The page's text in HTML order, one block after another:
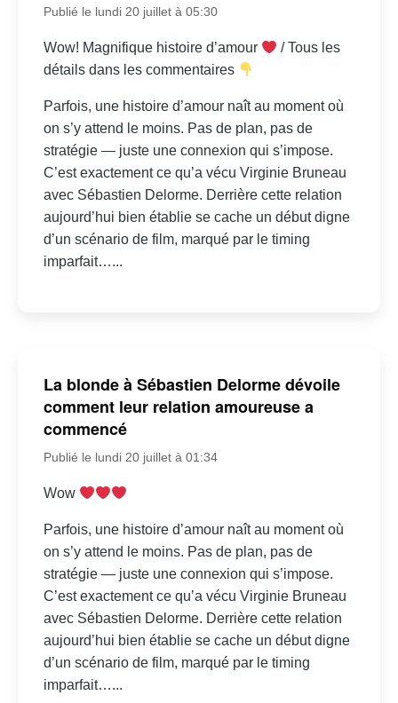
Publié le lundi 20 juillet à 05:30
Wow! Magnifique histoire d’amour
/ Tous les
détails dans les commentaires
Parfois, une histoire d’amour naît au moment où
on s’y attend le moins. Pas de plan, pas de
stratégie — juste une connexion qui s’impose.
C’est exactement ce qu’a vécu Virginie Bruneau
avec Sébastien Delorme. Derrière cette relation
aujourd’hui bien établie se cache un début digne
d’un scénario de film, marqué par le timing
imparfait…...
La blonde à Sébastien Delorme dévoile
comment leur relation amoureuse a
commencé
Publié le lundi 20 juillet à 01:34
Wow
Parfois, une histoire d’amour naît au moment où
on s’y attend le moins. Pas de plan, pas de
stratégie — juste une connexion qui s’impose.
C’est exactement ce qu’a vécu Virginie Bruneau
avec Sébastien Delorme. Derrière cette relation
aujourd’hui bien établie se cache un début digne
d’un scénario de film, marqué par le timing
imparfait…...